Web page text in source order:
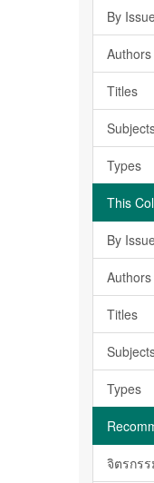
By
Authors
Titles
Types
This
By
Authors
Titles
Types
จิตรกร